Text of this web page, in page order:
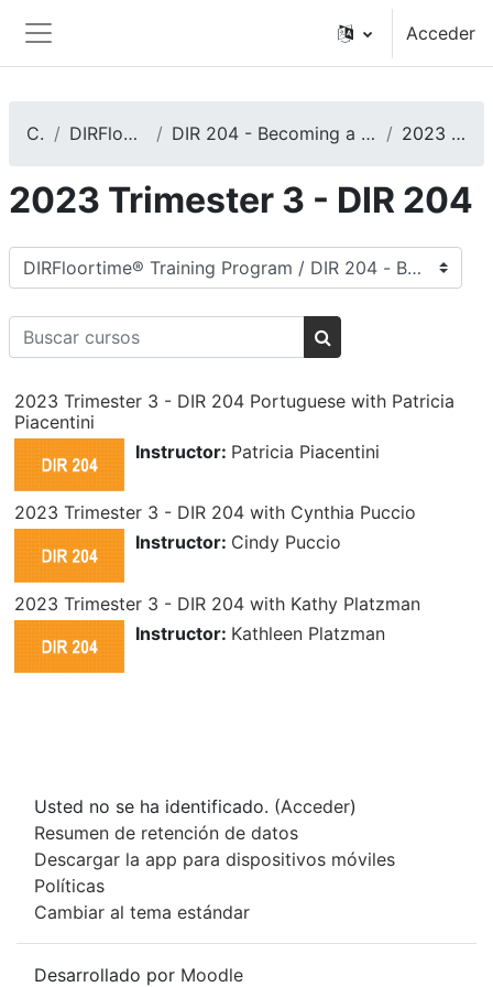
Panel lateral
Acceder
Cursos DIRFloortime® Training Program DIR 204 - Becoming a Training Leader and/or an Expert DIRFloortime Provider 2023 Trimester 3 - DIR 204
2023 Trimester 3 - DIR 204
Categorías
Buscar cursos
Buscar cursos
2023 Trimester 3 - DIR 204 Portuguese with Patricia
Piacentini
Instructor: Patricia Piacentini
2023 Trimester 3 - DIR 204 with Cynthia Puccio
Instructor: Cindy Puccio
2023 Trimester 3 - DIR 204 with Kathy Platzman
Instructor: Kathleen Platzman
Usted no se ha identificado. (Acceder)
Resumen de retención de datos
Descargar la app para dispositivos móviles
Políticas
Cambiar al tema estándar
Desarrollado por Moodle